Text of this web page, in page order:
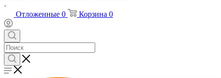
Отложенные 0 Корзина 0